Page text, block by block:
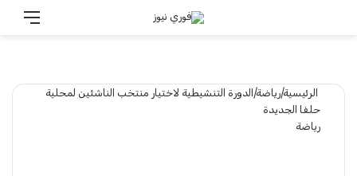
الرئيسية|رياضة| الدورة التنشيطية لاختيار منتخب الناشئين لمحلية
حلفا الجديدة
رياضة